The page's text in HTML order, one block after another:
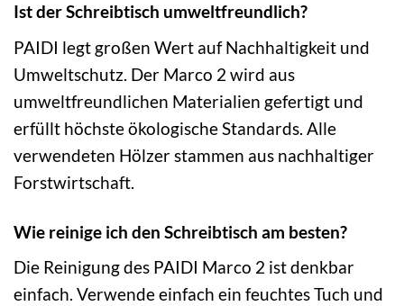
Ist der Schreibtisch umweltfreundlich?
PAIDI legt großen Wert auf Nachhaltigkeit und
Umweltschutz. Der Marco 2 wird aus
umweltfreundlichen Materialien gefertigt und
erfüllt höchste ökologische Standards. Alle
verwendeten Hölzer stammen aus nachhaltiger
Forstwirtschaft.
Wie reinige ich den Schreibtisch am besten?
Die Reinigung des PAIDI Marco 2 ist denkbar
einfach. Verwende einfach ein feuchtes Tuch und